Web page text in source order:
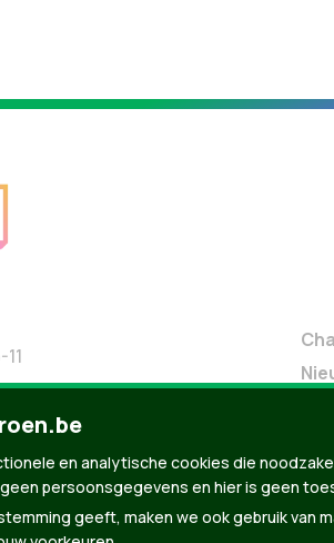
en analytische cookies die
persoonsgegevens en hier is geen
geeft, maken we ook gebruik van